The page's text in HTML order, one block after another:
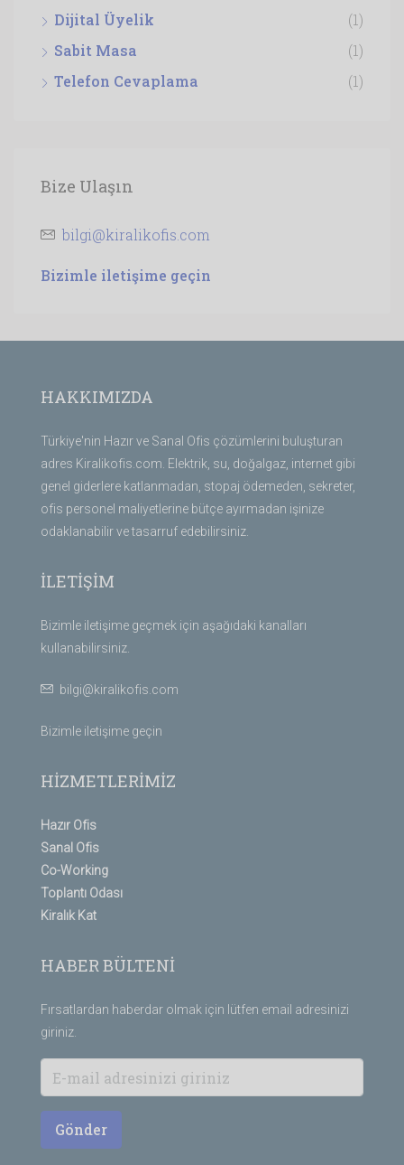
Dijital Üyelik
(1)
Sabit Masa
(1)
Telefon Cevaplama
(1)
Bize Ulaşın
bilgi@kiralikofis.com
Bizimle iletişime geçin
HAKKIMIZDA
Türkiye'nin Hazır ve Sanal Ofis çözümlerini buluşturan
adres Kiralikofis.com. Elektrik, su, doğalgaz, internet gibi
genel giderlere katlanmadan, stopaj ödemeden, sekreter,
ofis personel maliyetlerine bütçe ayırmadan işinize
odaklanabilir ve tasarruf edebilirsiniz.
İLETİŞİM
Bizimle iletişime geçmek için aşağıdaki kanalları
kullanabilirsiniz.
bilgi@kiralikofis.com
Bizimle iletişime geçin
HİZMETLERİMİZ
Hazır Ofis
Sanal Ofis
Co-Working
Toplantı Odası
Kiralık Kat
HABER BÜLTENİ
Fırsatlardan haberdar olmak için lütfen email adresinizi
giriniz.
Gönder